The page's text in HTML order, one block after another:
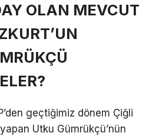
OLAN MEVCUT
geçtiğimiz dönem Çiğli
Utku Gümrükçü’nün